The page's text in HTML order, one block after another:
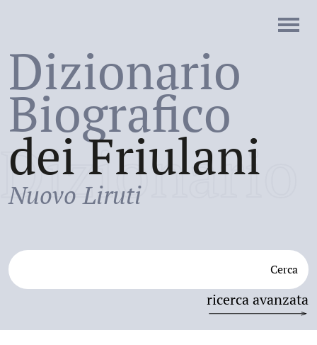
Dizionario
Biografico
dei Friulani
Nuovo Liruti
Cerca
ricerca avanzata
Dizionario